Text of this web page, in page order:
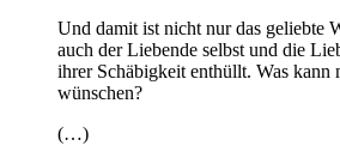
Und damit ist nicht nur das gelieb­te
auch der Lie­ben­de selbst und die
ihrer Schä­big­keit ent­hüllt. Was kann
wünschen?
(…)